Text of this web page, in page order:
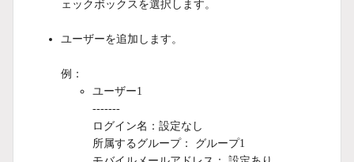
ェックボックスを選択します。
ユーザーを追加します。
例：
ユーザー1
-------
ログイン名：設定なし
所属するグループ： グループ1